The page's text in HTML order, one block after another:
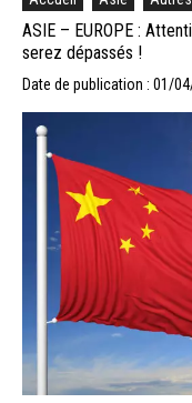
ASIE – EUROPE :
serez dépassés !
Date de publication : 01/